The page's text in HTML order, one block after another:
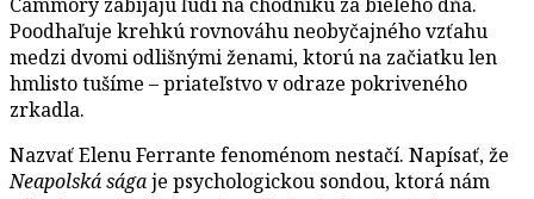
Poodhaľuje krehkú rovnováhu neobyčajného vzťahu
medzi dvomi odlišnými ženami, ktorú na začiatku len
hmlisto tušíme – priateľstvo v odraze pokriveného
zrkadla.
Nazvať Elenu Ferrante fenoménom nestačí. Napísať, že
Neapolská ságaje psychologickou sondou, ktorá nám